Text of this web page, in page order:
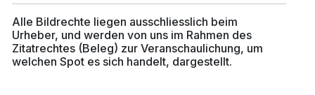
Alle Bildrechte liegen ausschliesslich beim
Urheber, und werden von uns im Rahmen des
Zitatrechtes (Beleg) zur Veranschaulichung, um
welchen Spot es sich handelt, dargestellt.